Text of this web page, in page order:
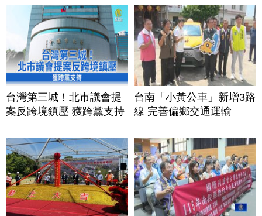
台灣第三城！北市議會提
案反跨境鎮壓 獲跨黨支持
台南「小黃公車」新增3路
線 完善偏鄉交通運輸